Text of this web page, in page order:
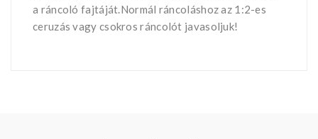
a ráncoló fajtáját.Normál ráncoláshoz az 1:2-es
ceruzás vagy csokros ráncolót javasoljuk!